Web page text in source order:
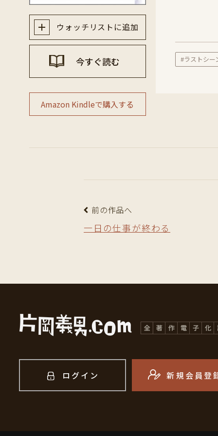
ウォッチリストに追加
今すぐ読む
Amazon Kindleで購入する
#ラストシー
前の作品へ
一日の仕事が終わる
ログイン 新規会員登